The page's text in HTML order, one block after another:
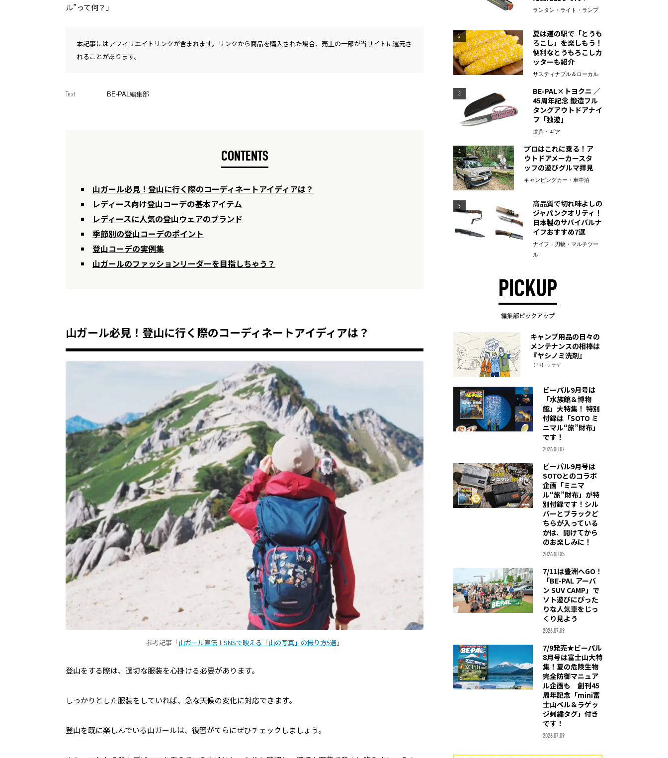
ル”って何？」
本記事にはアフィリエイトリンクが含まれます。リンクから商品を購入された場合、売上の一部が当サイトに還元さ
れることがあります。
Text BE-PAL編集部
CONTENTS
山ガール必見！登山に行く際のコーディネートアイディアは？
レディース向け登山コーデの基本アイテム
レディースに人気の登山ウェアのブランド
季節別の登山コーデのポイント
登山コーデの実例集
山ガールのファッションリーダーを目指しちゃう？
山ガール必見！登山に行く際のコーディネートアイディアは？
参考記事「山ガール直伝！SNSで映える「山の写真」の撮り方5選 」
登山をする際は、適切な服装を心掛ける必要があります。
しっかりとした服装をしていれば、急な天候の変化に対応できます。
登山を既に楽しんでいる山ガールは、復習がてらにぜひチェックしましょう。
ランタン・ライト・ランプ
2
夏は道の駅で「とうも
ろこし」を楽しもう！
便利なとうもろこしカ
ッターも紹介
サスティナブル＆ローカル
3
BE-PAL×トヨクニ ／
45周年記念 鍛造フル
タングアウトドアナイ
フ「独遊」
道具・ギア
4
プロはこれに乗る！ア
ウトドアメーカースタ
ッフの遊びグルマ拝見
キャンピングカー・車中泊
5
高品質で切れ味よしの
ジャパンクオリティ！
日本製のサバイバルナ
イフおすすめ7選
ナイフ・刃物・マルチツー
ル
PICKUP
編集部ピックアップ
キャンプ用品の日々の
メンテナンスの相棒は
『ヤシノミ洗剤』
【PR】サラヤ
ビーパル9月号は
「水族館＆博物
館」大特集！ 特別
付録は「SOTO ミ
ニマル“旅”財布」
です！
2026.08.07
ビーパル9月号は
SOTOとのコラボ
企画「ミニマ
ル“旅”財布」が特
別付録です！シル
バーとブラックど
ちらが入っている
かは、開けてから
のお楽しみに！
2026.08.05
7/11は豊洲へGO！
「BE-PAL アーバ
ン SUV CAMP」で
ソト遊びにぴった
りな人気車をじっ
くり見よう
2026.07.09
7/9発売★ビーパル
8月号は富士山大特
集！夏の危険生物
完全防御マニュア
ル企画も 創刊45
周年記念「mini富
士山ベル＆ラゲッ
ジ刺繍タグ」付き
です！
2026.07.09